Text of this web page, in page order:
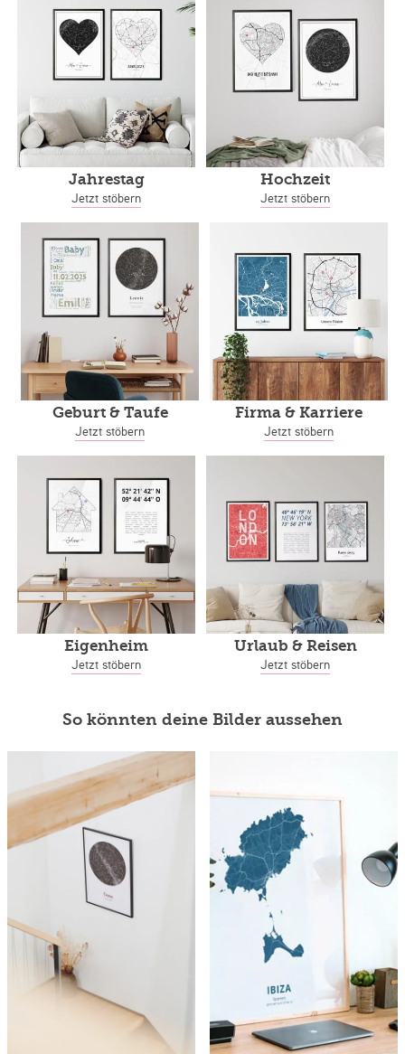
Jahrestag
Jetzt stöbern
Hochzeit
Jetzt stöbern
Geburt & Taufe
Jetzt stöbern
Firma & Karriere
Jetzt stöbern
Eigenheim
Jetzt stöbern
Urlaub & Reisen
Jetzt stöbern
So könnten deine Bilder aussehen